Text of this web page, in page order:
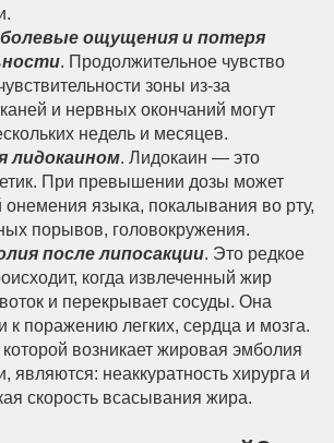
ощущения и потеря
. Продолжительное чувство
зоны из-за
и нервных окончаний могут
недель и месяцев.
лидокаином. Лидокаин — это
При превышении дозы может
онемения языка, покалывания во рту,
порывов, головокружения.
после липосакции. Это редкое
когда извлеченный жир
и перекрывает сосуды. Она
к поражению легких, сердца и мозга.
возникает жировая эмболия
являются: неаккуратность хирурга и
скорость всасывания жира.